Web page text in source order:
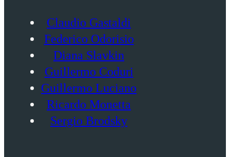
Claudio Gastaldi
Federico Odorisio
Diana Slavkin
Guillermo Coduri
Guillermo Luciano
Ricardo Monetta
Sergio Brodsky